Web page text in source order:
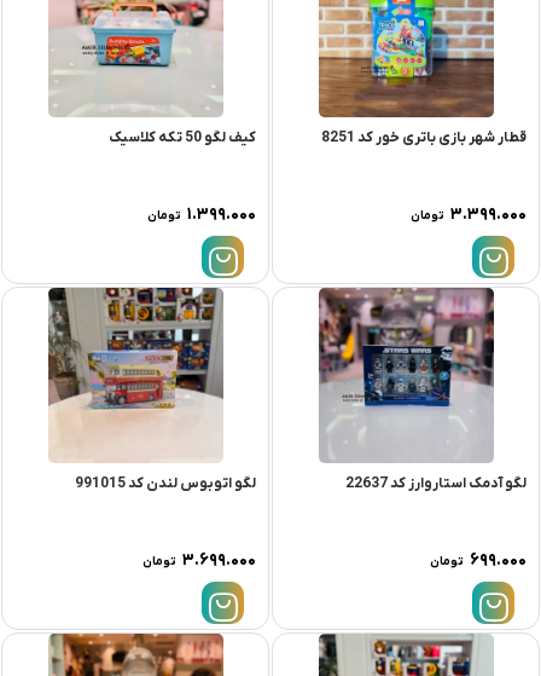
قطار شهر بازی باتری خور کد 8251
۳.۳۹۹.۰۰۰ تومان
کیف لگو 50 تکه کلاسیک
۱.۳۹۹.۰۰۰ تومان
لگو آدمک استاروارز کد 22637
۶۹۹.۰۰۰ تومان
لگو اتوبوس لندن کد 991015
۳.۶۹۹.۰۰۰ تومان